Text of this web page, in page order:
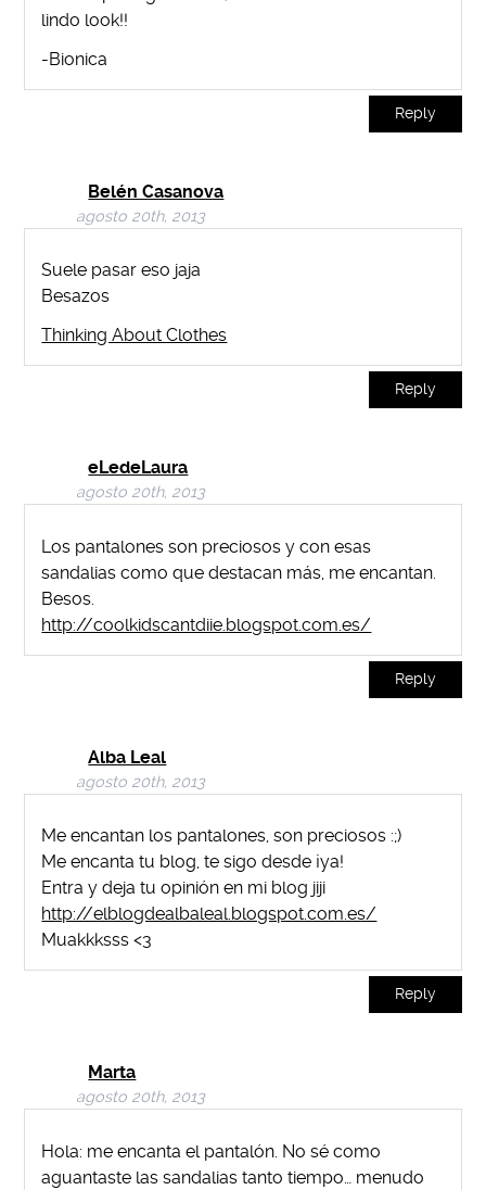
lindo look!!
-Bionica
Reply
Belén Casanova
agosto 20th, 2013
Suele pasar eso jaja
Besazos
Thinking About Clothes
Reply
eLedeLaura
agosto 20th, 2013
Los pantalones son preciosos y con esas
sandalias como que destacan más, me encantan.
Besos.
http://coolkidscantdiie.blogspot.com.es/
Reply
Alba Leal
agosto 20th, 2013
Me encantan los pantalones, son preciosos :;)
Me encanta tu blog, te sigo desde ¡ya!
Entra y deja tu opinión en mi blog jiji
http://elblogdealbaleal.blogspot.com.es/
Muakkksss <3
Reply
Marta
agosto 20th, 2013
Hola: me encanta el pantalón. No sé como
aguantaste las sandalias tanto tiempo… menudo